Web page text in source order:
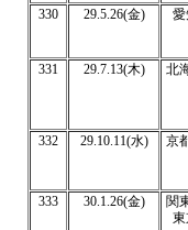
330 29.5.26(金)
331 29.7.13(木) 北
332 29.10.11(水) 京
333 30.1.26(金)
関